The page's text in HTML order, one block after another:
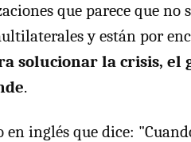
que parece que
y están por
solucionar la crisis,
.
inglés que dice: